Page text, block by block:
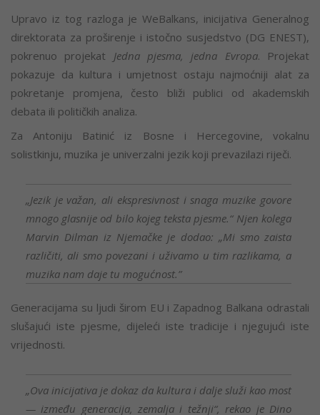
Upravo iz tog razloga je WeBalkans, inicijativa Generalnog
direktorata za proširenje i istočno susjedstvo (DG ENEST),
pokrenuo projekat Jedna pjesma, jedna Evropa. Projekat
pokazuje da kultura i umjetnost ostaju najmoćniji alat za
pokretanje promjena, često bliži publici od akademskih
debata ili političkih analiza.
Za Antoniju Batinić iz Bosne i Hercegovine, vokalnu
solistkinju, muzika je univerzalni jezik koji prevazilazi riječi.
„Jezik je važan, ali ekspresivnost i snaga muzike govore
mnogo glasnije od bilo kojeg teksta pjesme.“ Njen kolega
Marvin Dilman iz Njemačke je dodao: „Mi smo zaista
različiti, ali smo povezani i uživamo u tim razlikama, a
muzika nam daje tu mogućnost.”
Generacijama su ljudi širom EU i Zapadnog Balkana odrastali
slušajući iste pjesme, dijeleći iste tradicije i njegujući iste
vrijednosti.
„Ova inicijativa je dokaz da kultura i dalje služi kao most
— između generacija, zemalja i težnji“, rekao je Dino